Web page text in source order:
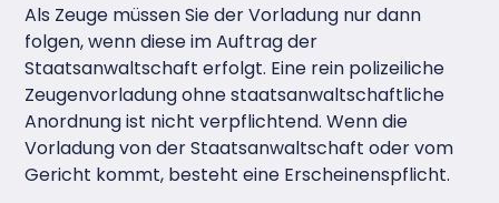
Als Zeuge müssen Sie der Vorladung nur dann
folgen, wenn diese im Auftrag der
Staatsanwaltschaft erfolgt. Eine rein polizeiliche
Zeugenvorladung ohne staatsanwaltschaftliche
Anordnung ist nicht verpflichtend. Wenn die
Vorladung von der Staatsanwaltschaft oder vom
Gericht kommt, besteht eine Erscheinenspflicht.